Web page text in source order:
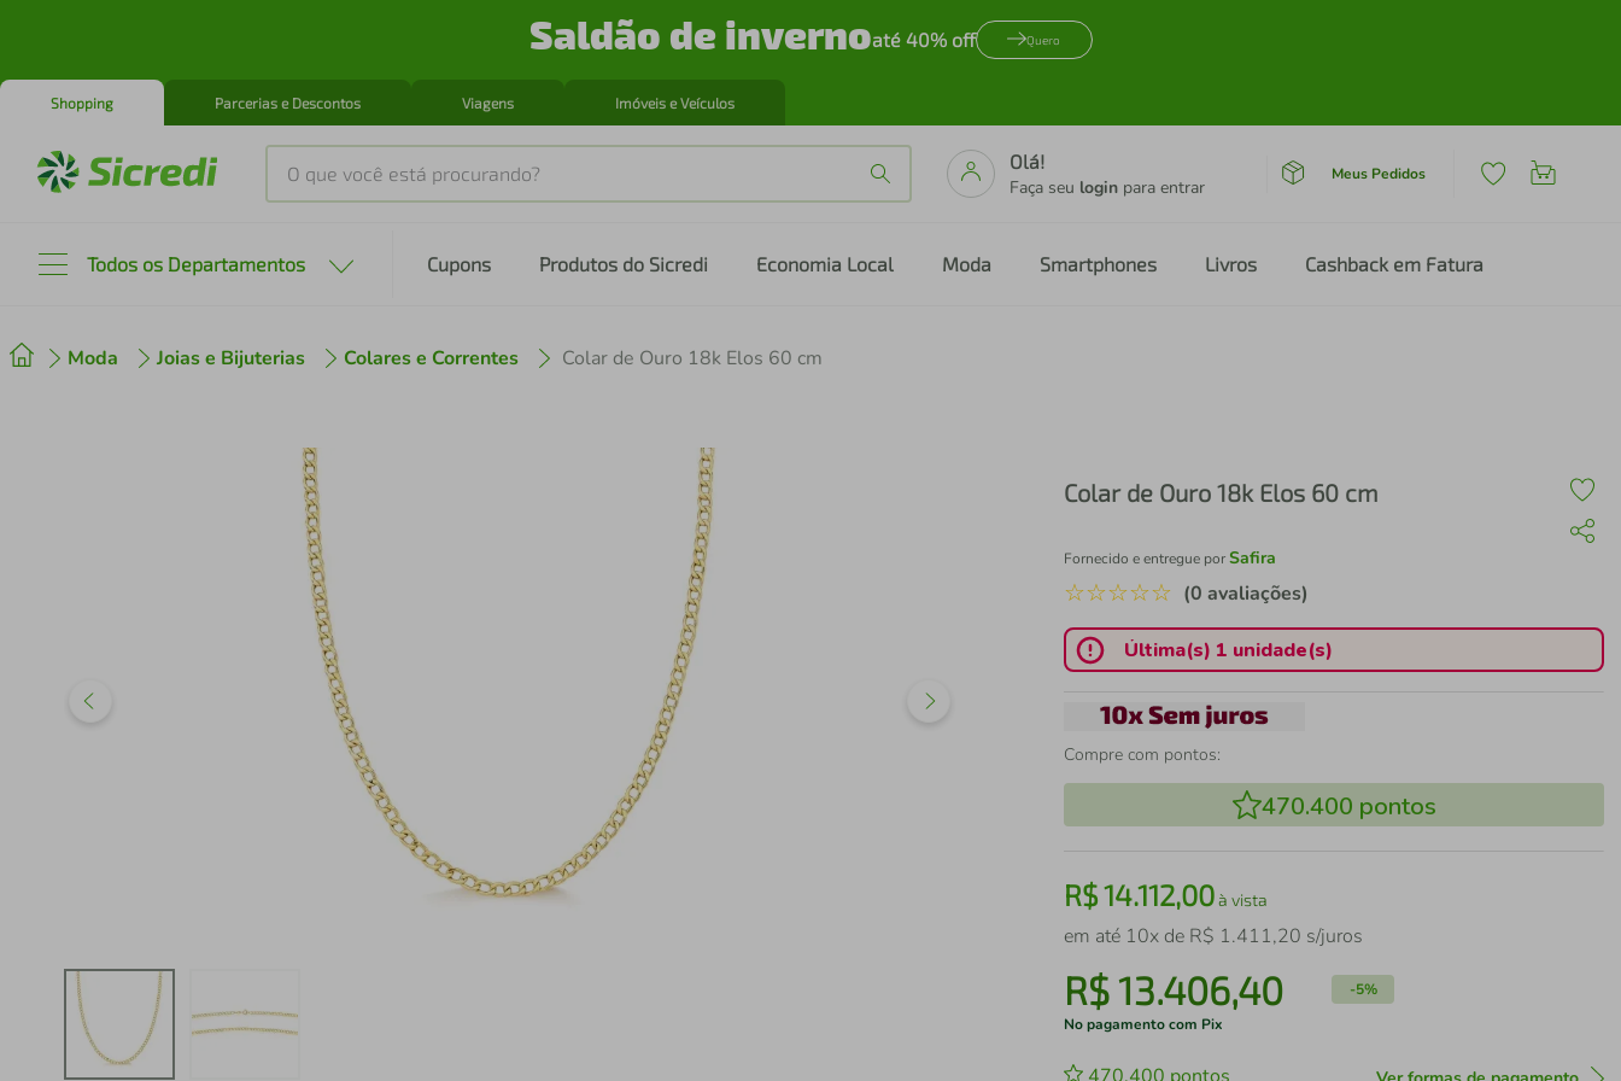
Saldão de invernoaté 40% off Quero
Shopping Parcerias e Descontos Viagens Imóveis e Veículos
O que você está procurando?
Olá!
Faça seu login para entrar
Meus Pedidos
Todos os Departamentos Cupons Produtos do Sicredi Economia Local Moda Smartphones Livros Cashback em Fatura
Moda Joias e Bijuterias Colares e Correntes Colar de Ouro 18k Elos 60 cm
Colar de Ouro 18k Elos 60 cm
Fornecido e entregue porSafira
☆☆☆☆☆ (0 avaliações)
Última(s) 1 unidade(s)
Compre com pontos:
470.400 pontos
R$14.112,00à vista
em até 10x de R$ 1.411,20 s/juros
R$13.406,40 -5%
No pagamento com Pix
2º cafeteira
air fryer
iphone